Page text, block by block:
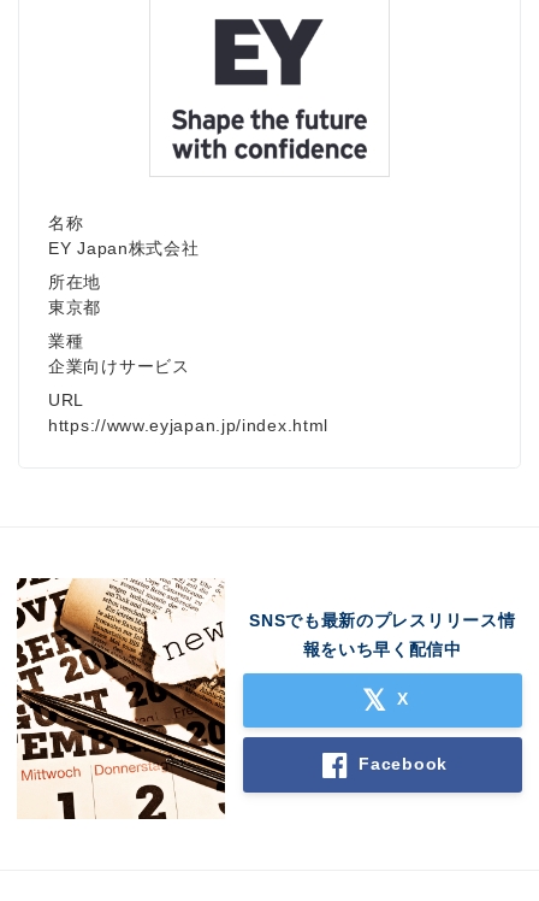
名称
EY Japan株式会社
所在地
東京都
業種
企業向けサービス
URL
https://www.eyjapan.jp/index.html
SNSでも最新のプレスリリース情
報をいち早く配信中
X
Facebook